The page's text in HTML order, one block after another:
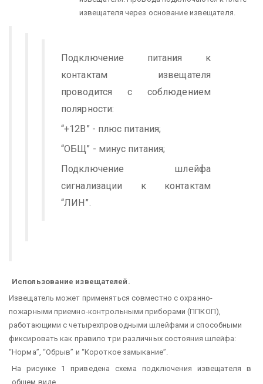
извещателя через основание извещателя.
Подключение питания к
контактам извещателя
проводится с соблюдением
полярности:
“+12В” - плюс питания;
“ОБЩ” - минус питания;
Подключение шлейфа
сигнализации к контактам
“ЛИН”.
Использование извещателей.
Извещатель может применяться совместно с охранно-
пожарными приемно-контрольными приборами (ППКОП),
работающими с четырехпроводными шлейфами и способными
фиксировать как правило три различных состояния шлейфа:
“Норма”, “Обрыв” и “Короткое замыкание”.
На рисунке 1 приведена схема подключения извещателя в
общем виде.